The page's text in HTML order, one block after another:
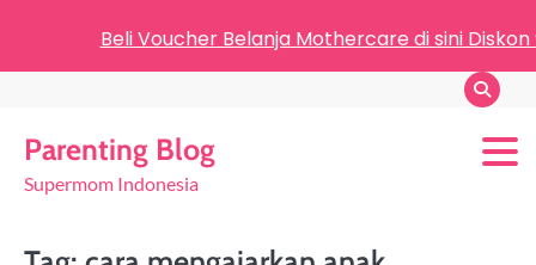
Parenting Blog
Supermom Indonesia
Beli Voucher Belanja Mothercare di sini Diskon